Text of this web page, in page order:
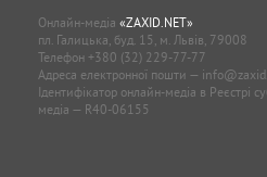
Онлайн-медіа «ZAXID.NET»
пл. Галицька, буд. 15, м. Львів, 79008
Телефон +380 (32) 229-77-77
Адреса електронної пошти —
Ідентифікатор онлайн-медіа в Реєстрі
медіа — R40-06155